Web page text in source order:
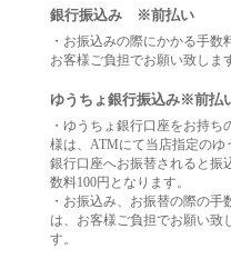
銀行振込み ※前払い
・お振込みの際にかかる手数
お客様ご負担でお願い致しま
ゆうちょ銀行振込み※前払
・ゆうちょ銀行口座をお持ち
様は、ATMにて当店指定のゆ
銀行口座へお振替されると振
数料100円となります。
・お振込み、お振替の際の手
は、お客様ご負担でお願い致
す。